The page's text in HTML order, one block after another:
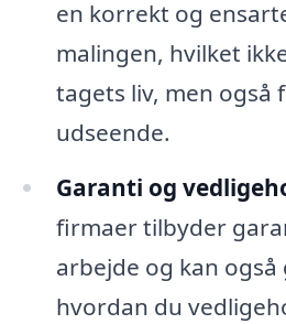
en korrekt og
malingen, hvilket
tagets liv, men også
udseende.
Garanti og
firmaer tilbyder
arbejde og kan også
hvordan du